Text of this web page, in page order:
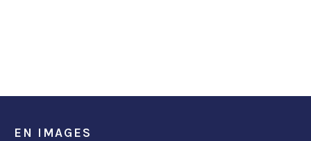
EN IMAGES